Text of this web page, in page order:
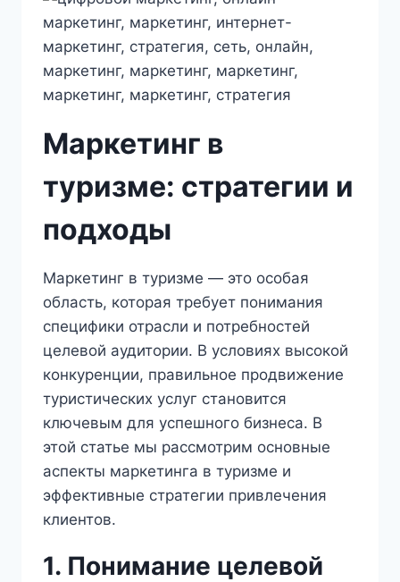
Маркетинг в
туризме: стратегии и
подходы
Маркетинг в туризме — это особая
область, которая требует понимания
специфики отрасли и потребностей
целевой аудитории. В условиях высокой
конкуренции, правильное продвижение
туристических услуг становится
ключевым для успешного бизнеса. В
этой статье мы рассмотрим основные
аспекты маркетинга в туризме и
эффективные стратегии привлечения
клиентов.
1. Понимание целевой